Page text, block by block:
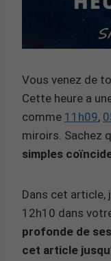
Vous venez de
Cette heure a
comme 11h09,
miroirs. Sachez
simples
Dans cet article,
12h10 dans
profonde de
cet article